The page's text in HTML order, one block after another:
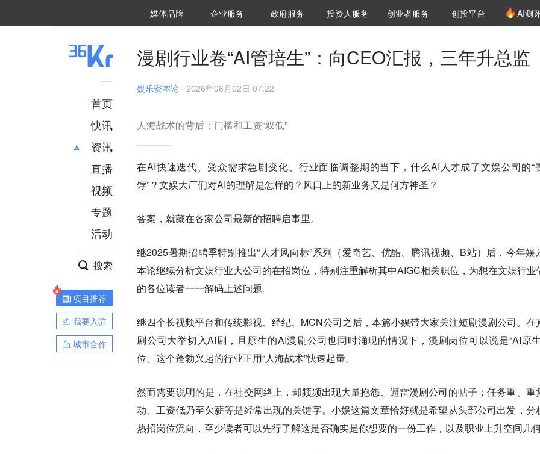
媒体品牌 36Kr研究院
企业服务 城市之窗
政府服务 VClub投资机构库
投资机构职位推介
投资人服务 创投氪堂
创业者服务 创投平台 AI测
首页
快讯
资讯
推荐
财经
项目推荐
安徽
直播
视频
专题
活动
搜索
项目推荐
我要入驻
城市合作
漫剧行业卷“AI管培生”：向CEO汇报，三年升总监
娱乐资本论 · 2026年06月02日 07:22
人海战术的背后：门槛和工资“双低”
在AI快速迭代、受众需求急剧变化、行业面临调整期的当下，什么AI人才成了文娱公司的“
饽”？文娱大厂们对AI的理解是怎样的？风口上的新业务又是何方神圣？
答案，就藏在各家公司最新的招聘启事里。
继2025暑期招聘季特别推出“人才风向标”系列（爱奇艺、优酷、腾讯视频、B站）后，今年娱
本论继续分析文娱行业大公司的在招岗位，特别注重解析其中AIGC相关职位，为想在文娱行业
的各位读者一一解码上述问题。
继四个长视频平台和传统影视、经纪、MCN公司之后，本篇小娱带大家关注短剧漫剧公司。在
剧公司大举切入AI剧，且原生的AI漫剧公司也同时涌现的情况下，漫剧岗位可以说是“AI原
位。这个蓬勃兴起的行业正用“人海战术”快速起量。
然而需要说明的是，在社交网络上，却频频出现大量抱怨、避雷漫剧公司的帖子；任务重、重
动、工资低乃至欠薪等是经常出现的关键字。小娱这篇文章恰好就是希望从头部公司出发，分
热招岗位流向，至少读者可以先行了解这是否确实是你想要的一份工作，以及职业上升空间几